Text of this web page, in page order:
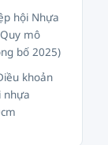
hội Nhựa
mô
bố 2025)
khoản
nhựa